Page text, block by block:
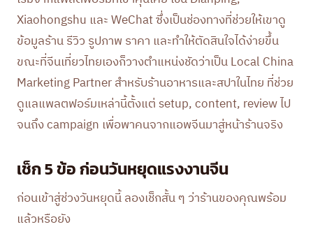
Xiaohongshu และ WeChat ซึ่งเป็นช่องทางที่ช่วยให้เขาดู
ข้อมูลร้าน รีวิว รูปภาพ ราคา และทำให้ตัดสินใจได้ง่ายขึ้น
ขณะที่จีนเที่ยวไทยเองก็วางตำแหน่งชัดว่าเป็น Local China
Marketing Partner สำหรับร้านอาหารและสปาในไทย ที่ช่วย
ดูแลแพลตฟอร์มเหล่านี้ตั้งแต่ setup, content, review ไป
จนถึง campaign เพื่อพาคนจากแอพจีนมาสู่หน้าร้านจริง
เช็ก 5 ข้อ ก่อนวันหยุดแรงงานจีน
ก่อนเข้าสู่ช่วงวันหยุดนี้ ลองเช็กสั้น ๆ ว่าร้านของคุณพร้อม
แล้วหรือยัง